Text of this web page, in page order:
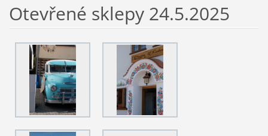
Otevřené sklepy 24.5.2025